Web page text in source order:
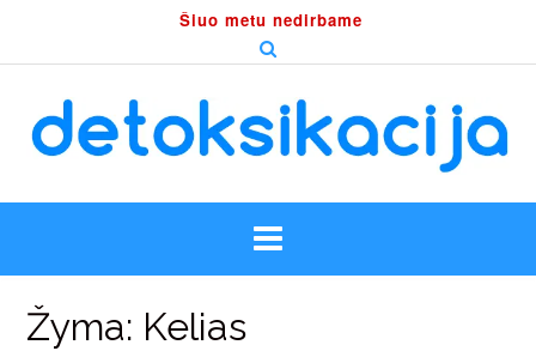
content
Šiuo metu nedirbame
Žyma: Kelias